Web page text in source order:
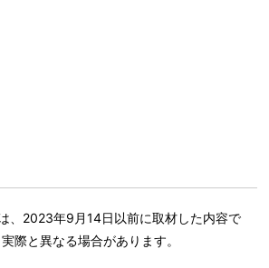
、2023年9月14日以前に取材した内容で
際と異なる場合があります。